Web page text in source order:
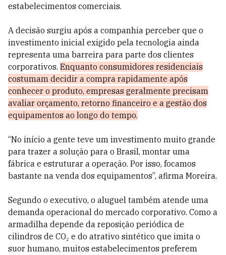
estabelecimentos comerciais.
A decisão surgiu após a companhia perceber que o
investimento inicial exigido pela tecnologia ainda
representa uma barreira para parte dos clientes
corporativos. Enquanto consumidores residenciais
costumam decidir a compra rapidamente após
conhecer o produto, empresas geralmente precisam
avaliar orçamento, retorno financeiro e a gestão dos
equipamentos ao longo do tempo.
“No início a gente teve um investimento muito grande
para trazer a solução para o Brasil, montar uma
fábrica e estruturar a operação. Por isso, focamos
bastante na venda dos equipamentos”, afirma Moreira.
Segundo o executivo, o aluguel também atende uma
demanda operacional do mercado corporativo. Como a
armadilha depende da reposição periódica de
cilindros de CO₂ e do atrativo sintético que imita o
suor humano, muitos estabelecimentos preferem